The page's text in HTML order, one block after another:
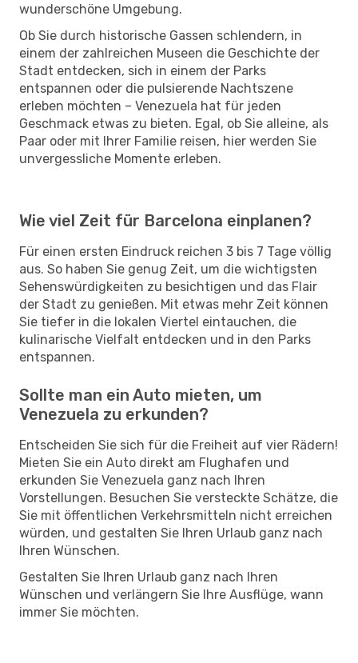
wunderschöne Umgebung.
Ob Sie durch historische Gassen schlendern, in
einem der zahlreichen Museen die Geschichte der
Stadt entdecken, sich in einem der Parks
entspannen oder die pulsierende Nachtszene
erleben möchten – Venezuela hat für jeden
Geschmack etwas zu bieten. Egal, ob Sie alleine, als
Paar oder mit Ihrer Familie reisen, hier werden Sie
unvergessliche Momente erleben.
Wie viel Zeit für Barcelona einplanen?
Für einen ersten Eindruck reichen 3 bis 7 Tage völlig
aus. So haben Sie genug Zeit, um die wichtigsten
Sehenswürdigkeiten zu besichtigen und das Flair
der Stadt zu genießen. Mit etwas mehr Zeit können
Sie tiefer in die lokalen Viertel eintauchen, die
kulinarische Vielfalt entdecken und in den Parks
entspannen.
Sollte man ein Auto mieten, um
Venezuela zu erkunden?
Entscheiden Sie sich für die Freiheit auf vier Rädern!
Mieten Sie ein Auto direkt am Flughafen und
erkunden Sie Venezuela ganz nach Ihren
Vorstellungen. Besuchen Sie versteckte Schätze, die
Sie mit öffentlichen Verkehrsmitteln nicht erreichen
würden, und gestalten Sie Ihren Urlaub ganz nach
Ihren Wünschen.
Gestalten Sie Ihren Urlaub ganz nach Ihren
Wünschen und verlängern Sie Ihre Ausflüge, wann
immer Sie möchten.